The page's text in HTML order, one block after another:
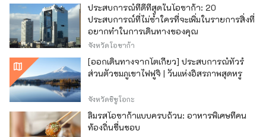
ประสบการณ์ที่ดีที่สุดในโอซาก้า: 20
ประสบการณ์ที่ไม่ซ้ำใครที่จะเพิ่มในรายการสิ่งที่
อยากทำในการเดินทางของคุณ
จังหวัดโอซาก้า
[ออกเดินทางจากโตเกียว] ประสบการณ์ทัวร์
ส่วนตัวชมภูเขาไฟฟูจิ | วันแห่งอิสรภาพสุดหรู
จังหวัดชิซูโอกะ
ลิ้มรสโอซาก้าแบบครบถ้วน: อาหารพิเศษที่คน
ท้องถิ่นชื่นชอบ